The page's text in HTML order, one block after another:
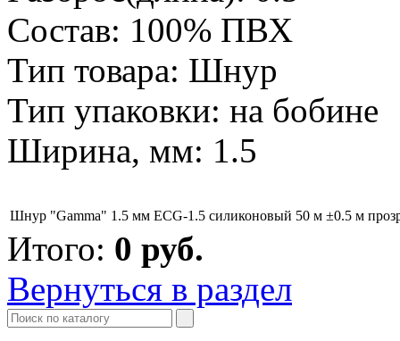
Состав: 100% ПВХ
Тип товара: Шнур
Тип упаковки: на бобине
Ширина, мм: 1.5
Шнур "Gamma" 1.5 мм ECG-1.5 силиконовый 50 м ±0.5 м
Итого: 0 руб.
Вернуться в раздел